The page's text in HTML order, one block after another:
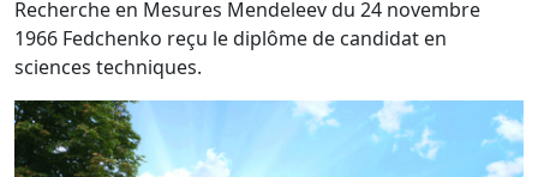
Recherche en Mesures Mendeleev du 24 novembre
1966 Fedchenko reçu le diplôme de candidat en
sciences techniques.